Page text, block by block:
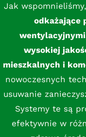
Jak wspomnieliśmy,
odkażające
wysokiej
mieszkalnych i
nowoczesnych
usuwanie
Systemy te są
efektywnie w